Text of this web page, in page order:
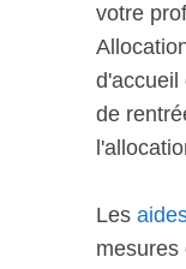
votre
d'accueil
de
Les
mesures